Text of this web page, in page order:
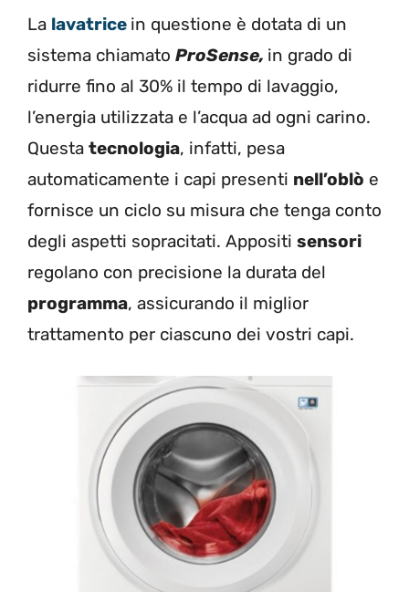
La lavatrice in questione è dotata di un
sistema chiamato ProSense, in grado di
ridurre fino al 30% il tempo di lavaggio,
l’energia utilizzata e l’acqua ad ogni carino.
Questa tecnologia, infatti, pesa
automaticamente i capi presenti nell’oblò e
fornisce un ciclo su misura che tenga conto
degli aspetti sopracitati. Appositi sensori
regolano con precisione la durata del
programma, assicurando il miglior
trattamento per ciascuno dei vostri capi.